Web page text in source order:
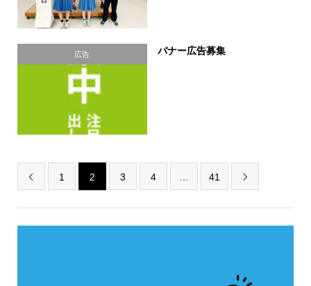
広告 バナー広告募集
 1 2 3 4 41 